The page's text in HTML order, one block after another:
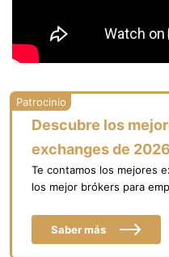
Descubre los
exchanges de 2026
Te contamos los mejores
los mejor brókers para
Saber más